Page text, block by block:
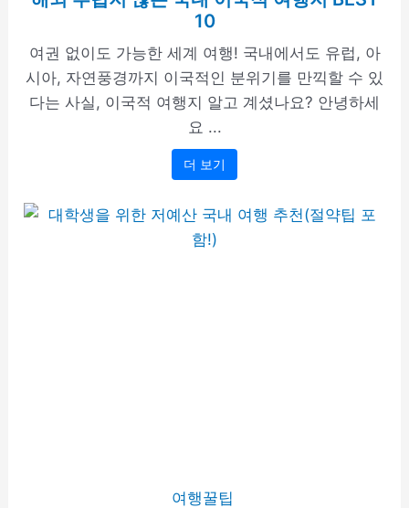
10
여권 없이도 가능한 세계 여행! 국내에서도 유럽, 아
시아, 자연풍경까지 이국적인 분위기를 만끽할 수 있
다는 사실, 이국적 여행지 알고 계셨나요? 안녕하세
요 ...
더 보기
여행꿀팁